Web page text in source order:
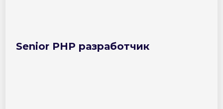
Senior PHP разработчик